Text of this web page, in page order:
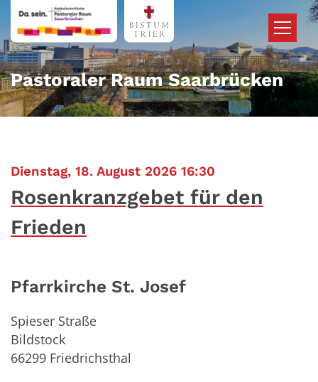
Zum Inhalt springen
Pastoraler Raum Saarbrücken
Dienstag, 18. August 2026 16:30
Rosenkranzgebet für den
Frieden
Pfarrkirche St. Josef
Spieser Straße
Bildstock
66299 Friedrichsthal